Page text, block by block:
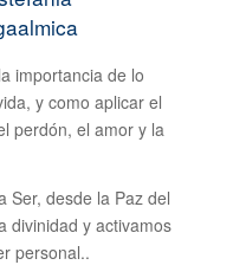
importancia de lo
y como aplicar el
perdón, el amor y la
Ser, desde la Paz del
divinidad y activamos
personal..